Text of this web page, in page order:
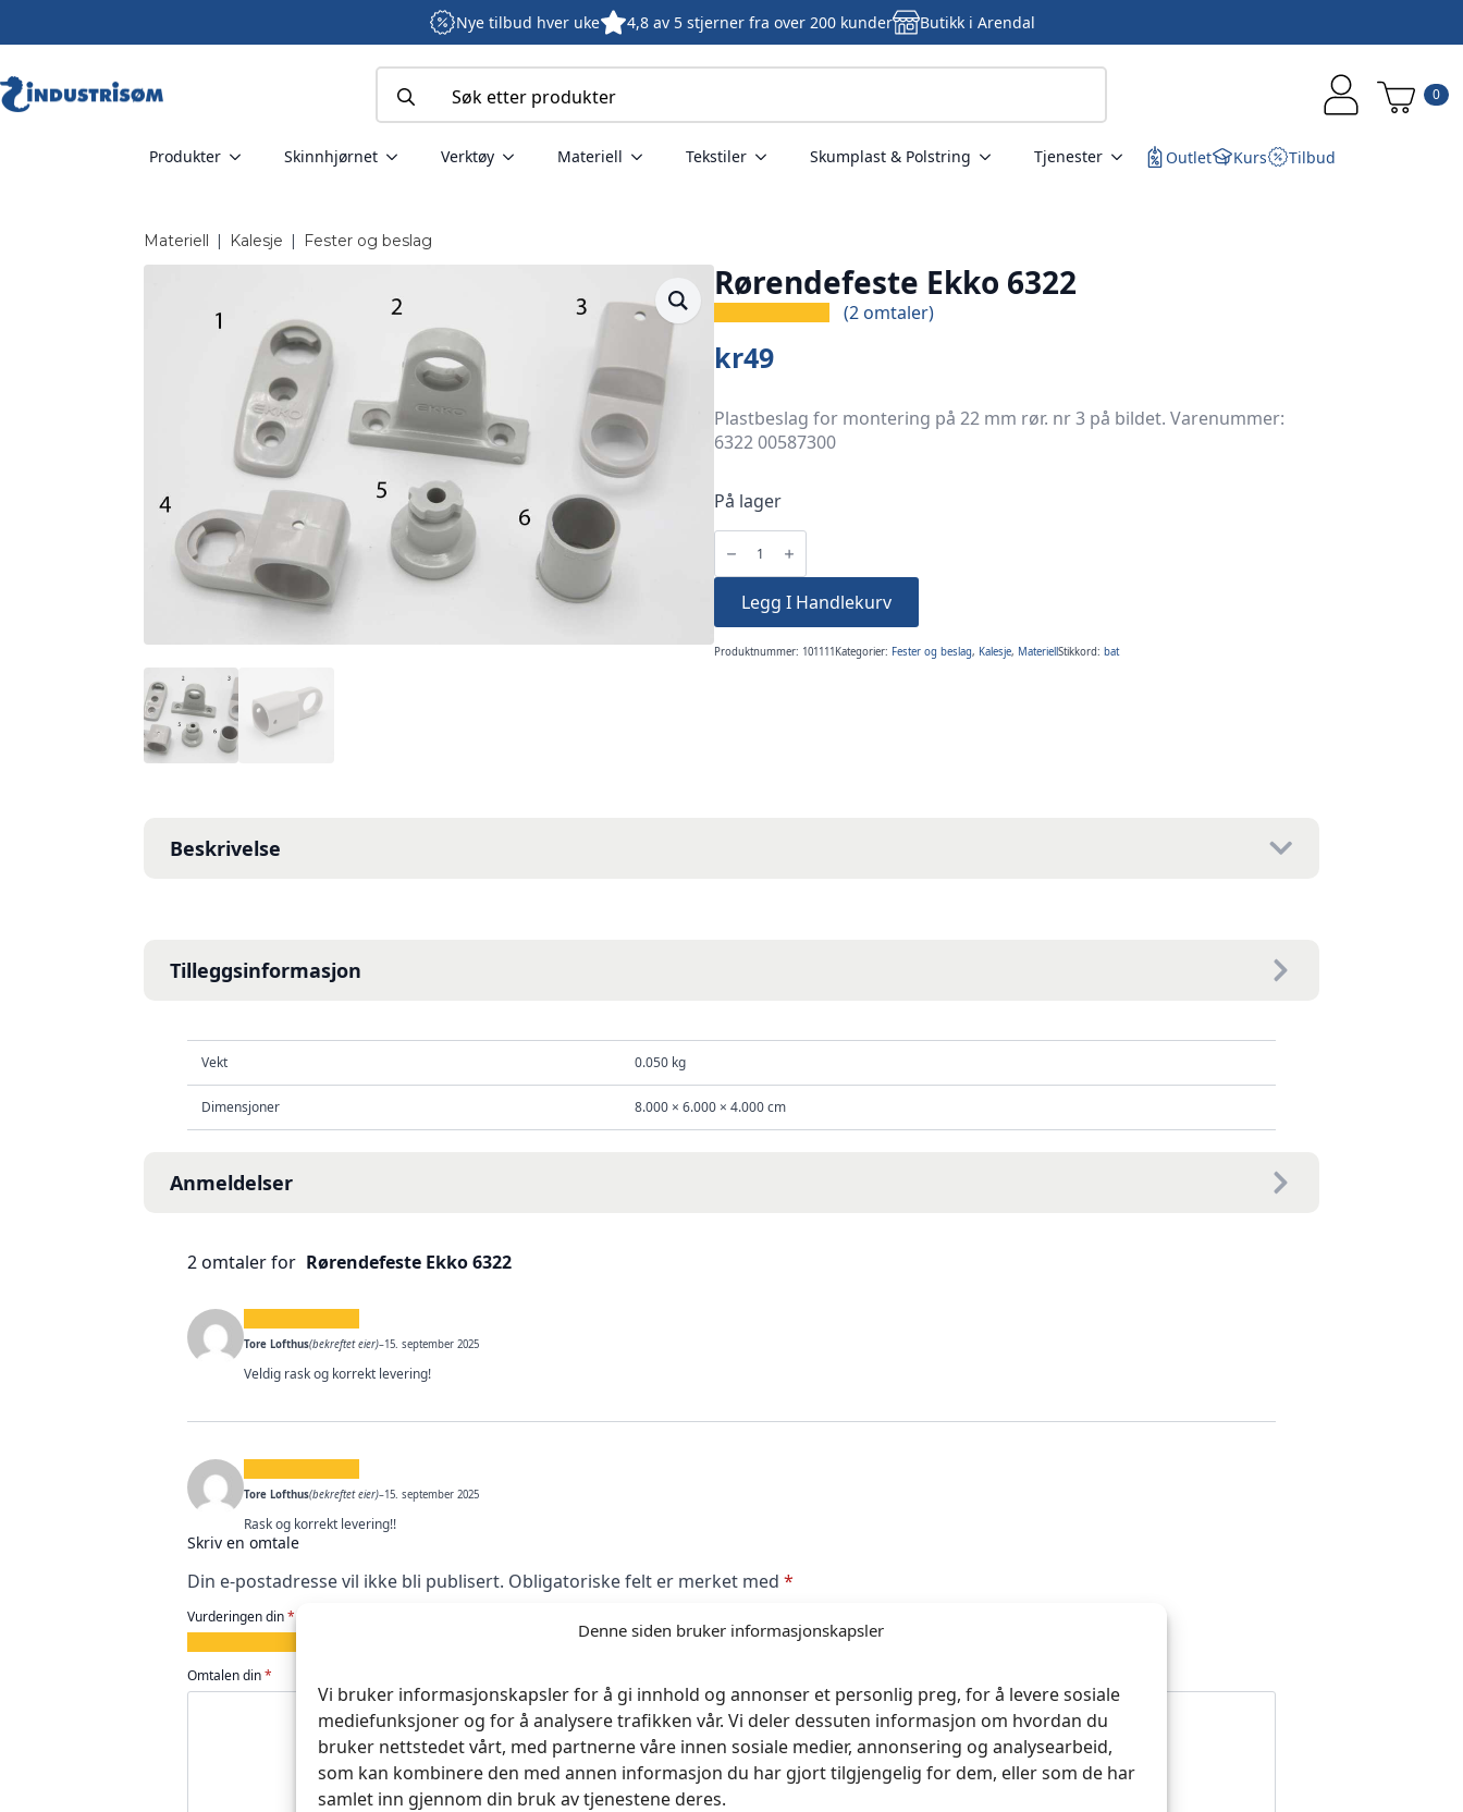
Denne siden bruker informasjonskapsler
Vi bruker informasjonskapsler for å gi innhold og annonser et personlig preg, for å levere sosiale
mediefunksjoner og for å analysere trafikken vår. Vi deler dessuten informasjon om hvordan du
bruker nettstedet vårt, med partnerne våre innen sosiale medier, annonsering og analysearbeid,
som kan kombinere den med annen informasjon du har gjort tilgjengelig for dem, eller som de har
samlet inn gjennom din bruk av tjenestene deres.
Nye tilbud hver uke 4,8 av 5 stjerner fra over 200 kunder Butikk i Arendal
for:
0
Produkter Skinnhjørnet Verktøy Materiell Tekstiler Skumplast & Polstring Tjenester Outlet Kurs Tilbud
Materiell | Kalesje | Fester og beslag
Rørendefeste Ekko 6322
(2omtaler)
kr49
Plastbeslag for montering på 22 mm rør. nr 3 på bildet. Varenummer:
6322 00587300
På lager
Rørendefeste
6322
antall
Legg I Handlekurv
Produktnummer: 101111Kategorier: Fester og beslag, Kalesje, MateriellStikkord: bat
Beskrivelse
Tilleggsinformasjon
Vekt 0.050 kg
Dimensjoner 8.000 × 6.000 × 4.000 cm
Anmeldelser
2 omtaler for Rørendefeste Ekko 6322
Tore Lofthus(bekreftet eier)–15. september 2025
Veldig rask og korrekt levering!
Tore Lofthus(bekreftet eier)–15. september 2025
Rask og korrekt levering!!
Skriv en omtale
Din e-postadresse vil ikke bli publisert. Obligatoriske felt er merket med *
Vurderingen din*
av
5
av
5
av
5
av
5
stjerner
5
stjerner
Omtalen din*